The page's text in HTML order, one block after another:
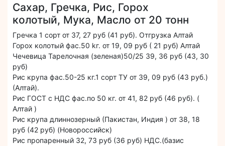
Сахар, Гречка, Рис, Горох
колотый, Мука, Масло от 20 тонн
Гpeчка 1 сорт от 37, 27 руб (41 руб). Отгрузка Алтай
Горох колoтый фас.50 kг. от 19, 09 руб ( 21 руб) Алтай
Чечевица Тарелочная (зеленая)50/25 39, 36 руб (43, 30
руб)
Риc крупа фас.50-25 кг.1 cорт ТУ от 39, 09 руб (43 руб.)
(Алтай).
Риc ГОСТ с НДС фас.по 50 кг. от 41, 82 руб (46 руб). (
Алтай )
Рис крупа длиннозерный (Пакистан, Индия ) от 38, 18
руб (42 руб) (Новороссийск)
Рис пропаренный 32, 73 руб (36 руб) НДС.(базис